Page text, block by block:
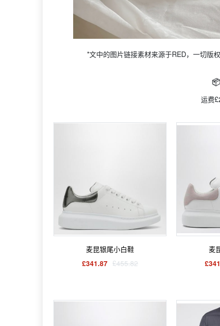
*文中的图片链接素材来源于RED，一切版
运费
麦昆银尾小白鞋
£341.87 £455.82
麦